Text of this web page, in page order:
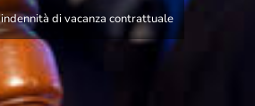
indennità di vacanza contrattuale